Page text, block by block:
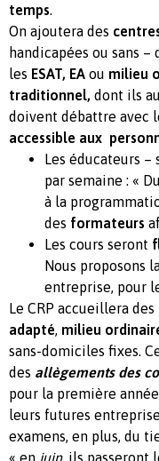
temps.
On ajoutera des
handicapées ou sans
les ESAT, EA ou milieu
traditionnel, dont ils
doivent débattre avec
accessible aux
Les éducateurs –
par semaine : «
à la
des formateurs
Les cours seront
Nous proposons
entreprise, pour
Le CRP accueillera
adapté, milieu
sans-domiciles fixes.
des allègements des
pour la première
leurs futures
examens, en plus, du
« en juin, ils passeront